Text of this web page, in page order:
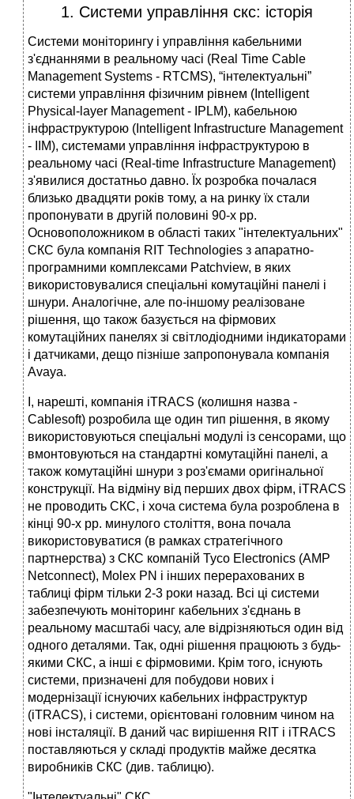
1. Системи управління скс: історія
Системи моніторингу і управління кабельними
з'єднаннями в реальному часі (Real Time Cable
Management Systems - RTCMS), “інтелектуальні”
системи управління фізичним рівнем (Intelligent
Physical-layer Management - IPLM), кабельною
інфраструктурою (Intelligent Infrastructure Management
- IIM), системами управління інфраструктурою в
реальному часі (Real-time Infrastructure Management)
з'явилися достатньо давно. Їх розробка почалася
близько двадцяти років тому, а на ринку їх стали
пропонувати в другій половині 90-х рр.
Основоположником в області таких "інтелектуальних"
СКС була компанія RIT Technologies з апаратно-
програмними комплексами Patchview, в яких
використовувалися спеціальні комутаційні панелі і
шнури. Аналогічне, але по-іншому реалізоване
рішення, що також базується на фірмових
комутаційних панелях зі світлодіодними індикаторами
і датчиками, дещо пізніше запропонувала компанія
Avaya.
І, нарешті, компанія iTRACS (колишня назва -
Cablesoft) розробила ще один тип рішення, в якому
використовуються спеціальні модулі із сенсорами, що
вмонтовуються на стандартні комутаційні панелі, а
також комутаційні шнури з роз'ємами оригінальної
конструкції. На відміну від перших двох фірм, iTRACS
не проводить СКС, і хоча система була розроблена в
кінці 90-х рр. минулого століття, вона почала
використовуватися (в рамках стратегічного
партнерства) з СКС компаній Tyco Electronics (AMP
Netconnect), Molex PN і інших перерахованих в
таблиці фірм тільки 2-3 роки назад. Всі ці системи
забезпечують моніторинг кабельних з'єднань в
реальному масштабі часу, але відрізняються один від
одного деталями. Так, одні рішення працюють з будь-
якими СКС, а інші є фірмовими. Крім того, існують
системи, призначені для побудови нових і
модернізації існуючих кабельних інфраструктур
(iTRACS), і системи, орієнтовані головним чином на
нові інсталяції. В даний час вирішення RIT і iTRACS
поставляються у складі продуктів майже десятка
виробників СКС (див. таблицю).